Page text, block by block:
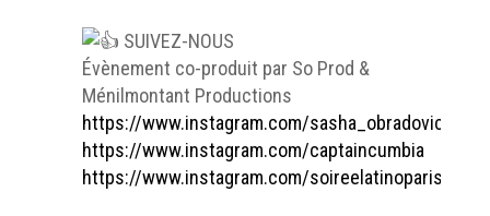
SUIVEZ-NOUS
Évènement co-produit par So Prod &
Ménilmontant Productions
https://www.instagram.com/sasha_obradovic
https://www.instagram.com/captaincumbia
https://www.instagram.com/soireelatinoparis